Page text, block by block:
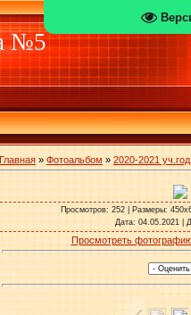
№5
Главная » Фотоальбом » 2020-2021 уч.год
Просмотров: 252 | Размеры:
Дата: 04.05.2021 |
Просмотреть